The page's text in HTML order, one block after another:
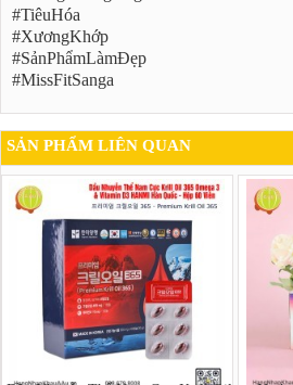
#TiêuHóa
#XươngKhớp
#SảnPhẩmLàmĐẹp
#MissFitSanga
SẢN PHẨM LIÊN QUAN